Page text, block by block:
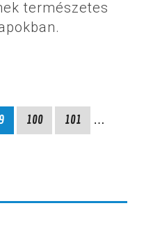
természetes
100 101
…